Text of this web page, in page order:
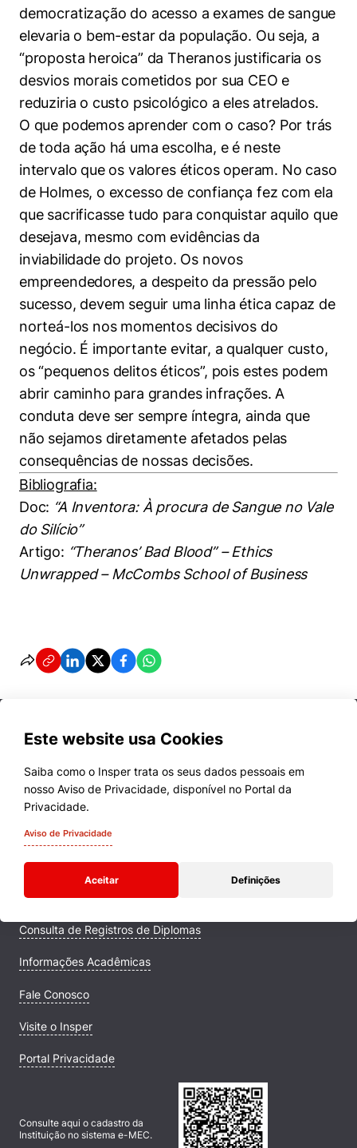
democratização do acesso a exames de sangue
elevaria o bem-estar da população. Ou seja, a
“proposta heroica” da Theranos justificaria os
desvios morais cometidos por sua CEO e
reduziria o custo psicológico a eles atrelados.
O que podemos aprender com o caso? Por trás
de toda ação há uma escolha, e é neste
intervalo que os valores éticos operam. No caso
de Holmes, o excesso de confiança fez com ela
que sacrificasse tudo para conquistar aquilo que
desejava, mesmo com evidências da
inviabilidade do projeto. Os novos
empreendedores, a despeito da pressão pelo
sucesso, devem seguir uma linha ética capaz de
norteá-los nos momentos decisivos do
negócio. É importante evitar, a qualquer custo,
os “pequenos delitos éticos”, pois estes podem
abrir caminho para grandes infrações. A
conduta deve ser sempre íntegra, ainda que
não sejamos diretamente afetados pelas
consequências de nossas decisões.
Bibliografia:
Doc: “A Inventora: À procura de Sangue no Vale
do Silício”
Artigo: “Theranos’ Bad Blood” – Ethics
Unwrapped – McCombs School of Business
Este website usa Cookies
Saiba como o Insper trata os seus dados pessoais em
nosso Aviso de Privacidade, disponível no Portal da
Privacidade.
Aviso de Privacidade
Aceitar Definições
Cursos
Quem Somos
Comunidade Transforme
Campus
Consulta de Registros de Diplomas
Informações Acadêmicas
Fale Conosco
Visite o Insper
Portal Privacidade
Consulte aqui o cadastro da
Instituição no sistema e-MEC.